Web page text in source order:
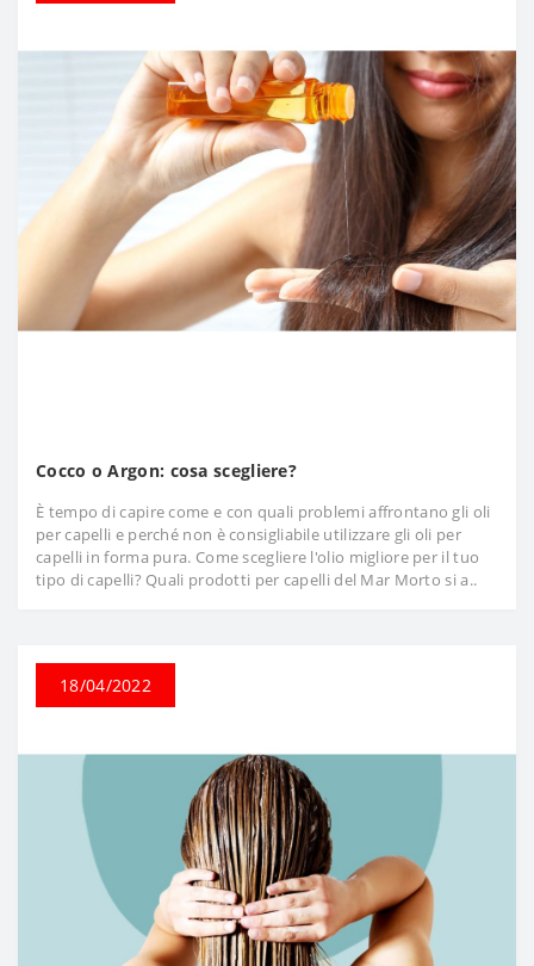
Cocco o Argon: cosa scegliere?
È tempo di capire come e con quali problemi affrontano gli oli
per capelli e perché non è consigliabile utilizzare gli oli per
capelli in forma pura. Come scegliere l'olio migliore per il tuo
tipo di capelli? Quali prodotti per capelli del Mar Morto si a..
18/04/2022